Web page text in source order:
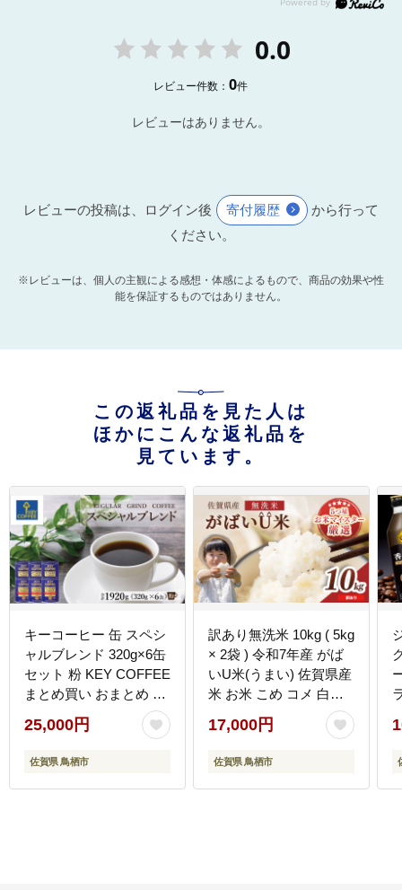
0.0
レビュー件数：0件
レビューはありません。
レビューの投稿は、ログイン後 寄付履歴
から行って
ください。
※レビューは、個人の主観による感想・体感によるもので、商品の効果や性
能を保証するものではありません。
この返礼品を見た人は
ほかにこんな返礼品を
見ています。
キーコーヒー 缶 スペシ
ャルブレンド 320g×6缶
セット 粉 KEY COFFEE
まとめ買い おまとめ 珈
琲 コーヒー
25,000円
佐賀県 鳥栖市
訳あり無洗米 10kg ( 5kg
× 2袋 ) 令和7年産 がば
いU米(うまい) 佐賀県産
米 お米 こめ コメ 白米
五つ星 お米マイスター
厳選 鳥栖市ふるさと納
税限定 弁当
17,000円
佐賀県 鳥栖市